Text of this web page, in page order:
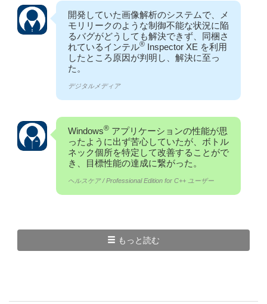
開発していた画像解析のシステムで、メ
モリリークのような制御不能な状況に陥
るバグがどうしても解決できず、同梱さ
れているインテル® Inspector XE を利用
したところ原因が判明し、解決に至っ
た。
デジタルメディア
Windows® アプリケーションの性能が思
ったように出ず苦心していたが、ボトル
ネック個所を特定して改善することがで
き、目標性能の達成に繋がった。
ヘルスケア / Professional Edition for C++ ユーザー
もっと読む